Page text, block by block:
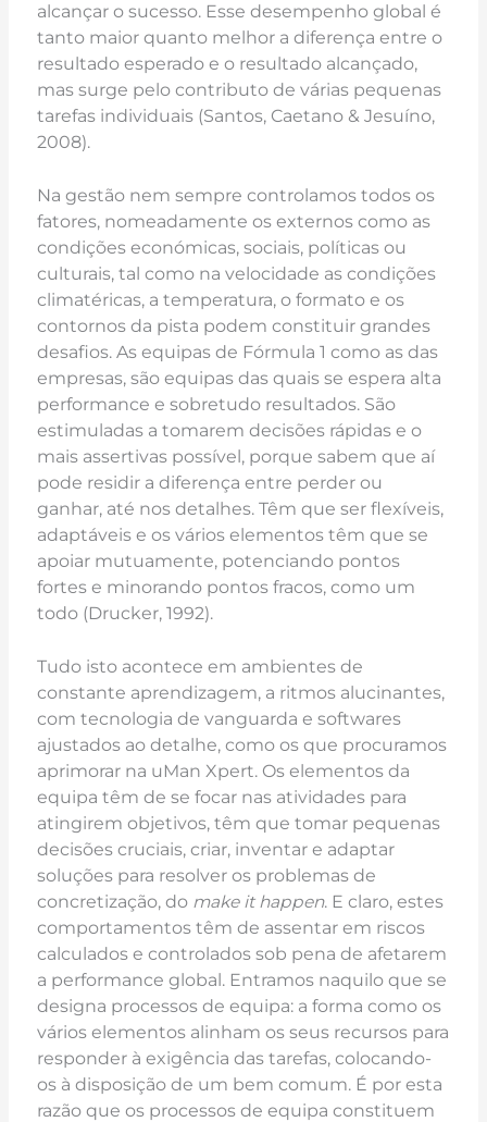
alcançar o sucesso. Esse desempenho global é
tanto maior quanto melhor a diferença entre o
resultado esperado e o resultado alcançado,
mas surge pelo contributo de várias pequenas
tarefas individuais (Santos, Caetano & Jesuíno,
2008).
Na gestão nem sempre controlamos todos os
fatores, nomeadamente os externos como as
condições económicas, sociais, políticas ou
culturais, tal como na velocidade as condições
climatéricas, a temperatura, o formato e os
contornos da pista podem constituir grandes
desafios. As equipas de Fórmula 1 como as das
empresas, são equipas das quais se espera alta
performance e sobretudo resultados. São
estimuladas a tomarem decisões rápidas e o
mais assertivas possível, porque sabem que aí
pode residir a diferença entre perder ou
ganhar, até nos detalhes. Têm que ser flexíveis,
adaptáveis e os vários elementos têm que se
apoiar mutuamente, potenciando pontos
fortes e minorando pontos fracos, como um
todo (Drucker, 1992).
Tudo isto acontece em ambientes de
constante aprendizagem, a ritmos alucinantes,
com tecnologia de vanguarda e softwares
ajustados ao detalhe, como os que procuramos
aprimorar na uMan Xpert. Os elementos da
equipa têm de se focar nas atividades para
atingirem objetivos, têm que tomar pequenas
decisões cruciais, criar, inventar e adaptar
soluções para resolver os problemas de
concretização, do make it happen. E claro, estes
comportamentos têm de assentar em riscos
calculados e controlados sob pena de afetarem
a performance global. Entramos naquilo que se
designa processos de equipa: a forma como os
vários elementos alinham os seus recursos para
responder à exigência das tarefas, colocando-
os à disposição de um bem comum. É por esta
razão que os processos de equipa constituem